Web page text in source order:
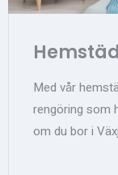
Med vår
rengöring som
om du bor i